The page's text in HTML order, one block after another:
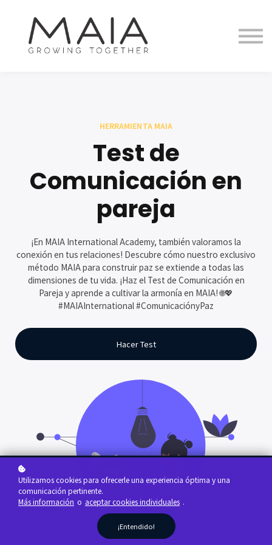
Tienda Virtual
Blog
HERRAMIENTA MAIA
Test de
Comunicación en
pareja
¡En MAIA International Academy, también valoramos la
conexión en tus relaciones! Descubre cómo nuestro exclusivo
método MAIA para construir paz se extiende a todas las
dimensiones de tu vida. ¡Haz el Test de Comunicación en
Pareja y aprende a cultivar la armonía en MAIA! 🌐💖
#MAIAInternational #ComunicaciónyPaz
Hacer Test
Utilizamos cookies para ofrecerle una experiencia óptima y una
comunicación pertinente.
Más información o aceptar cookies individuales .
¡Entendido!